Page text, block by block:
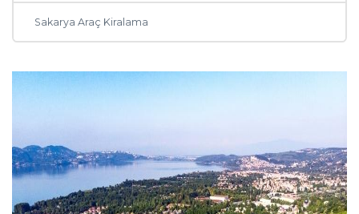
Sakarya Araç Kiralama
Trabzon
Balıkesir
Diyarbakır